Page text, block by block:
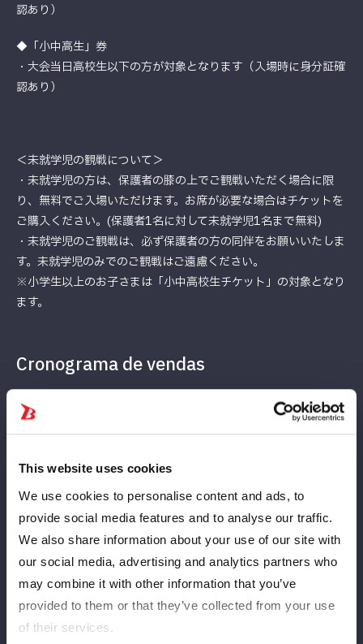
This website uses cookies
We use cookies to personalise content and ads, to
provide social media features and to analyse our traffic.
We also share information about your use of our site with
our social media, advertising and analytics partners who
may combine it with other information that you’ve
provided to them or that they’ve collected from your use
of their services.
認あり）
◆「小中高生」券
・大会当日高校生以下の方が対象となります（入場時に身分証確
認あり）
＜未就学児の観戦について＞
・未就学児の方は、保護者の膝の上でご観戦いただく場合に限
り、無料でご入場いただけます。お席が必要な場合はチケットを
ご購入ください。(保護者1名に対して未就学児1名まで無料)
・未就学児のご観戦は、必ず保護者の方の同伴をお願いいたしま
す。未就学児のみでのご観戦はご遠慮ください。
※小学生以上のお子さまは「小中高校生チケット」の対象となり
ます。
Cronograma de vendas
チケット購入は大会当日1月25日(日)13:00まで
※1月25日(日)午前0時より当日料金が適用されます。
は、一般発売にてお買い求めください。その場合でも先行入場時
Tipo de ingresso
Data e hora de
lançamento
FC PAY METIONSHIP ADEDED
SALE
7 de novembro